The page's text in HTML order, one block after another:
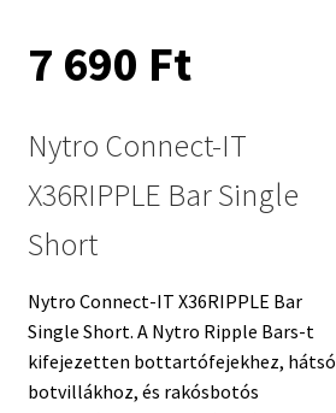
7 690 Ft
Nytro Connect-IT
X36RIPPLE Bar Single
Short
Nytro Connect-IT X36RIPPLE Bar
Single Short. A Nytro Ripple Bars-t
kifejezetten bottartófejekhez, hátsó
botvillákhoz, és rakósbotós